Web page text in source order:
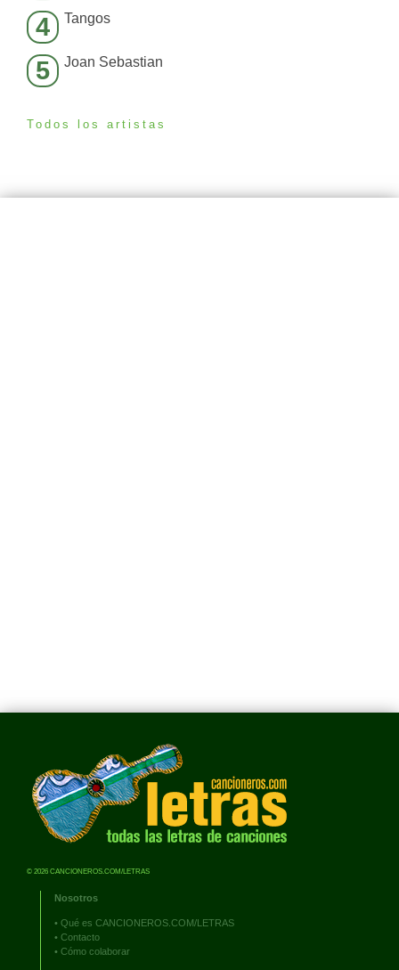
4 Tangos
5 Joan Sebastian
Todos los artistas
© 2026 CANCIONEROS.COM/LETRAS
Nosotros
• Qué es CANCIONEROS.COM/LETRAS
• Contacto
• Cómo colaborar